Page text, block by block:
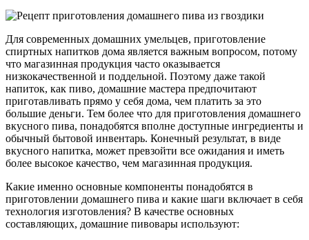
Для современных домашних умельцев, приготовление
спиртных напитков дома является важным вопросом, потому
что магазинная продукция часто оказывается
низкокачественной и поддельной. Поэтому даже такой
напиток, как пиво, домашние мастера предпочитают
приготавливать прямо у себя дома, чем платить за это
большие деньги. Тем более что для приготовления домашнего
вкусного пива, понадобятся вполне доступные ингредиенты и
обычный бытовой инвентарь. Конечный результат, в виде
вкусного напитка, может превзойти все ожидания и иметь
более высокое качество, чем магазинная продукция.
Какие именно основные компоненты понадобятся в
приготовлении домашнего пива и какие шаги включает в себя
технология изготовления? В качестве основных
составляющих, домашние пивовары используют: